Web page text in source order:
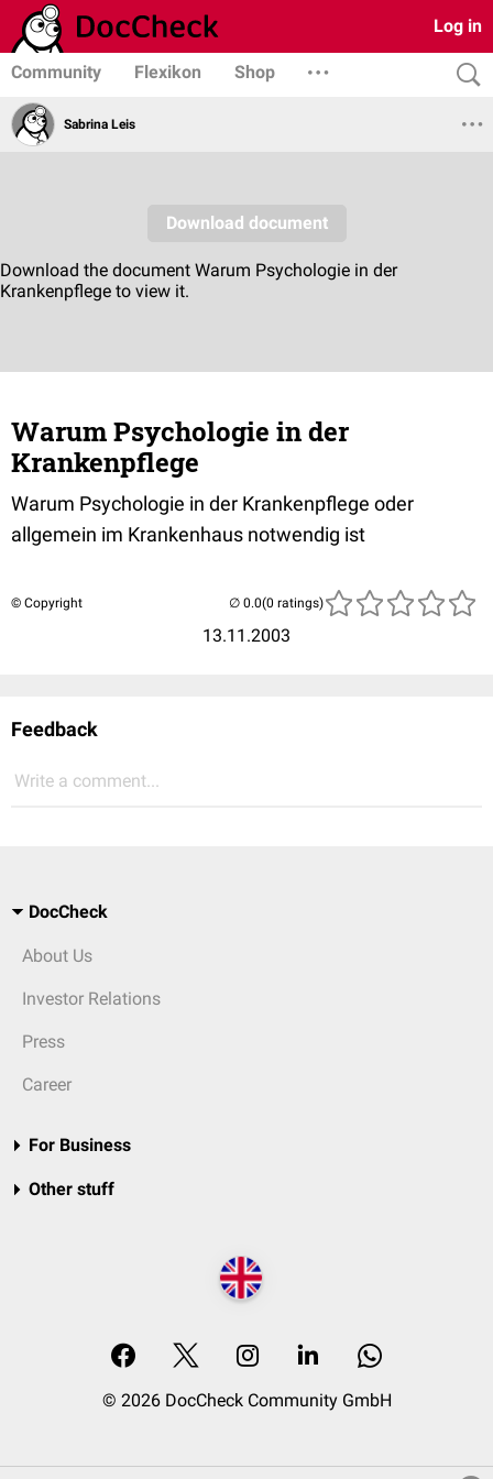
Log in
Community Flexikon Shop
Sabrina Leis
Warum Psychologie in der
Krankenpflege
Warum Psychologie in der Krankenpflege oder
allgemein im Krankenhaus notwendig ist
© Copyright
13.11.2003
(0 ratings)
Feedback
Write a comment...
DocCheck
About Us
Investor Relations
Press
Career
For Business
Other stuff
© 2026 DocCheck Community GmbH